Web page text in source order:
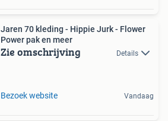
Jaren 70 kleding - Hippie Jurk - Flower
Power pak en meer
Zie omschrijving Details
Bezoek website Vandaag